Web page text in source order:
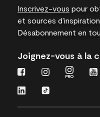
Inscrivez-vous pour
et sources d’inspiration.
Désabonnement en
Joignez-vous à la